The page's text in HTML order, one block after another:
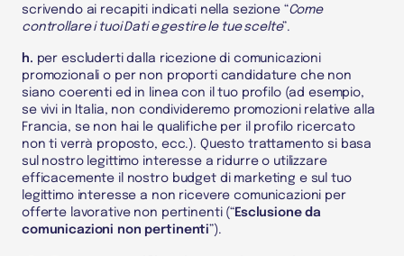
scrivendo ai recapiti indicati nella sezione “Come
controllare i tuoi Dati e gestire le tue scelte”.
h. per escluderti dalla ricezione di comunicazioni
promozionali o per non proporti candidature che non
siano coerenti ed in linea con il tuo profilo (ad esempio,
se vivi in Italia, non condivideremo promozioni relative alla
Francia, se non hai le qualifiche per il profilo ricercato
non ti verrà proposto, ecc.). Questo trattamento si basa
sul nostro legittimo interesse a ridurre o utilizzare
efficacemente il nostro budget di marketing e sul tuo
legittimo interesse a non ricevere comunicazioni per
offerte lavorative non pertinenti (“Esclusione da
comunicazioni non pertinenti”).